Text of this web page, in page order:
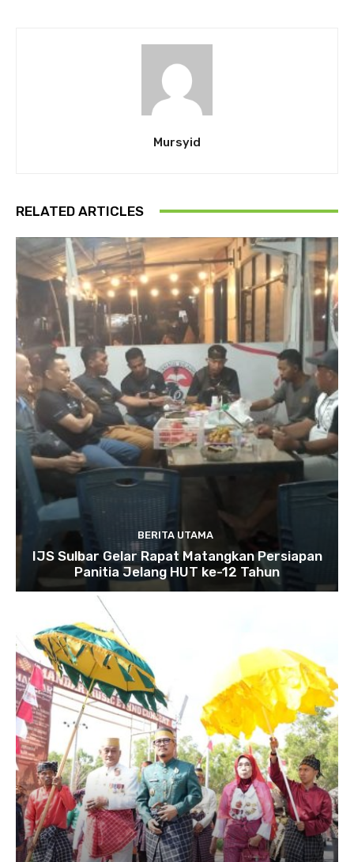
Mursyid
RELATED ARTICLES
BERITA UTAMA
IJS Sulbar Gelar Rapat Matangkan Persiapan
Panitia Jelang HUT ke-12 Tahun